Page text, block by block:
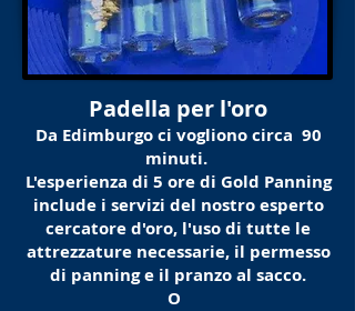
Padella per l'oro
Da Edimburgo ci vogliono circa 90
minuti.
L'esperienza di 5 ore di Gold Panning
include i servizi del nostro esperto
cercatore d'oro, l'uso di tutte le
attrezzature necessarie, il permesso
di panning e il pranzo al sacco.
O